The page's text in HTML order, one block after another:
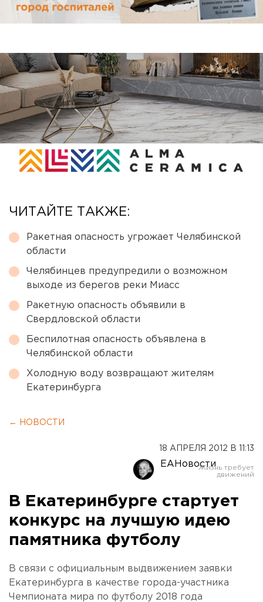
ЧИТАЙТЕ ТАКЖЕ:
Ракетная опасность угрожает Челябинской
области
Челябинцев предупредили о возможном
выходе из берегов реки Миасс
Ракетную опасность объявили в
Свердловской области
Беспилотная опасность объявлена в
Челябинской области
Холодную воду возвращают жителям
Екатеринбурга
← НОВОСТИ
18 АПРЕЛЯ 2012 В 11:13
ЕАНовости
В Екатеринбурге стартует
конкурс на лучшую идею
памятника футболу
В связи с официальным выдвижением заявки
Екатеринбурга в качестве города-участника
Чемпионата мира по футболу 2018 года